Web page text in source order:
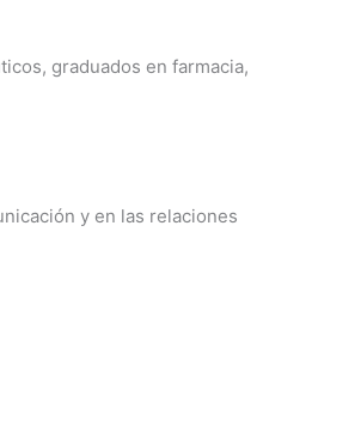
graduados en farmacia,
y en las relaciones